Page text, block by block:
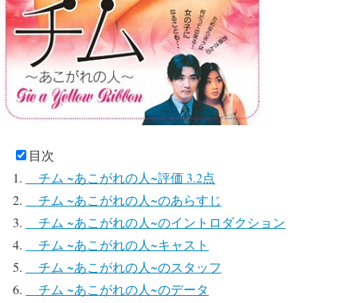
目次
チム ~あこがれの人~評価 3.2点
チム ~あこがれの人~のあらすじ
チム ~あこがれの人~のイントロダクション
チム ~あこがれの人~キャスト
チム ~あこがれの人~のスタッフ
チム ~あこがれの人~のデータ